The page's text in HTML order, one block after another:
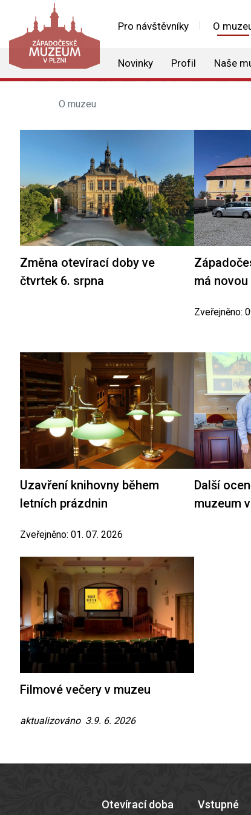
Pro návštěvníky O
Novinky Profil Naše
O muzeu
Změna otevírací doby ve
čtvrtek 6. srpna
má
Zveřejněno:
Uzavření knihovny během
letních prázdnin
Zveřejněno: 01. 07. 2026
Další
muzeum
Filmové večery v muzeu
aktualizováno 3.9. 6. 2026
Otevírací doba Vstupné